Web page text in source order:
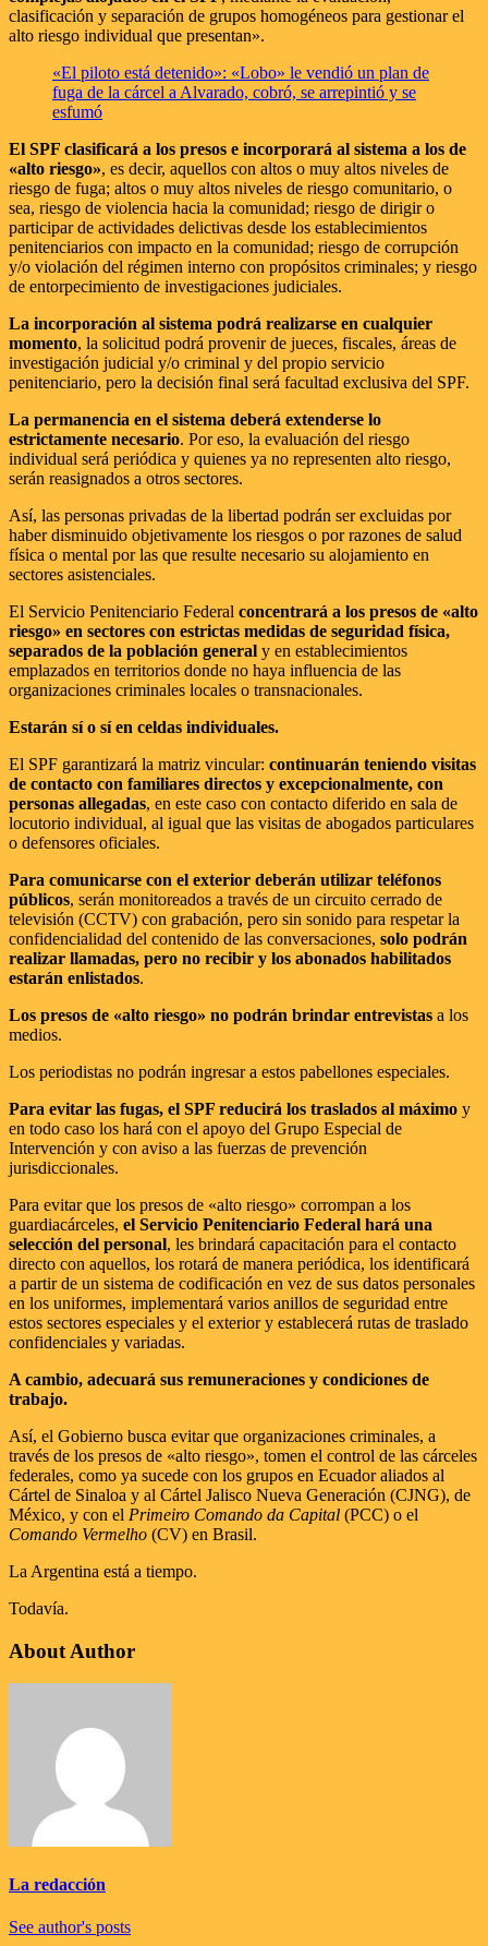
clasificación y separación de grupos homogéneos para gestionar el
alto riesgo individual que presentan».
«El piloto está detenido»: «Lobo» le vendió un plan de
fuga de la cárcel a Alvarado, cobró, se arrepintió y se
esfumó
El SPF clasificará a los presos e incorporará al sistema a los de
«alto riesgo», es decir, aquellos con altos o muy altos niveles de
riesgo de fuga; altos o muy altos niveles de riesgo comunitario, o
sea, riesgo de violencia hacia la comunidad; riesgo de dirigir o
participar de actividades delictivas desde los establecimientos
penitenciarios con impacto en la comunidad; riesgo de corrupción
y/o violación del régimen interno con propósitos criminales; y riesgo
de entorpecimiento de investigaciones judiciales.
La incorporación al sistema podrá realizarse en cualquier
momento, la solicitud podrá provenir de jueces, fiscales, áreas de
investigación judicial y/o criminal y del propio servicio
penitenciario, pero la decisión final será facultad exclusiva del SPF.
La permanencia en el sistema deberá extenderse lo
estrictamente necesario. Por eso, la evaluación del riesgo
individual será periódica y quienes ya no representen alto riesgo,
serán reasignados a otros sectores.
Así, las personas privadas de la libertad podrán ser excluidas por
haber disminuido objetivamente los riesgos o por razones de salud
física o mental por las que resulte necesario su alojamiento en
sectores asistenciales.
El Servicio Penitenciario Federal concentrará a los presos de «alto
riesgo» en sectores con estrictas medidas de seguridad física,
separados de la población general y en establecimientos
emplazados en territorios donde no haya influencia de las
organizaciones criminales locales o transnacionales.
Estarán sí o sí en celdas individuales.
El SPF garantizará la matriz vincular: continuarán teniendo visitas
de contacto con familiares directos y excepcionalmente, con
personas allegadas, en este caso con contacto diferido en sala de
locutorio individual, al igual que las visitas de abogados particulares
o defensores oficiales.
Para comunicarse con el exterior deberán utilizar teléfonos
públicos, serán monitoreados a través de un circuito cerrado de
televisión (CCTV) con grabación, pero sin sonido para respetar la
confidencialidad del contenido de las conversaciones, solo podrán
realizar llamadas, pero no recibir y los abonados habilitados
estarán enlistados.
Los presos de «alto riesgo» no podrán brindar entrevistas a los
medios.
Los periodistas no podrán ingresar a estos pabellones especiales.
Para evitar las fugas, el SPF reducirá los traslados al máximo y
en todo caso los hará con el apoyo del Grupo Especial de
Intervención y con aviso a las fuerzas de prevención
jurisdiccionales.
Para evitar que los presos de «alto riesgo» corrompan a los
guardiacárceles, el Servicio Penitenciario Federal hará una
selección del personal, les brindará capacitación para el contacto
directo con aquellos, los rotará de manera periódica, los identificará
a partir de un sistema de codificación en vez de sus datos personales
en los uniformes, implementará varios anillos de seguridad entre
estos sectores especiales y el exterior y establecerá rutas de traslado
confidenciales y variadas.
A cambio, adecuará sus remuneraciones y condiciones de
trabajo.
Así, el Gobierno busca evitar que organizaciones criminales, a
través de los presos de «alto riesgo», tomen el control de las cárceles
federales, como ya sucede con los grupos en Ecuador aliados al
Cártel de Sinaloa y al Cártel Jalisco Nueva Generación (CJNG), de
México, y con el Primeiro Comando da Capital (PCC) o el
Comando Vermelho (CV) en Brasil.
La Argentina está a tiempo.
Todavía.
About Author
La redacción
See author's posts